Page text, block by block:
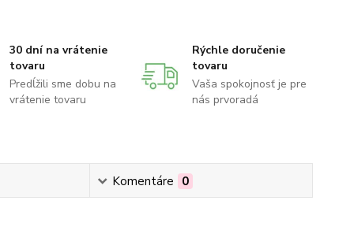
30 dní na vrátenie
tovaru
Predĺžili sme dobu na
vrátenie tovaru
Rýchle doručenie
tovaru
Vaša spokojnosť je pre
nás prvoradá
Komentáre 0